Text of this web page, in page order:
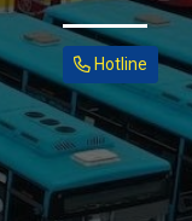
Hotline